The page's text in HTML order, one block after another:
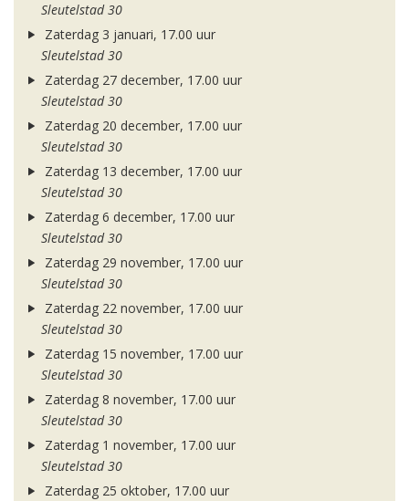
Sleutelstad 30
Zaterdag 3 januari, 17.00 uur
Sleutelstad 30
Zaterdag 27 december, 17.00 uur
Sleutelstad 30
Zaterdag 20 december, 17.00 uur
Sleutelstad 30
Zaterdag 13 december, 17.00 uur
Sleutelstad 30
Zaterdag 6 december, 17.00 uur
Sleutelstad 30
Zaterdag 29 november, 17.00 uur
Sleutelstad 30
Zaterdag 22 november, 17.00 uur
Sleutelstad 30
Zaterdag 15 november, 17.00 uur
Sleutelstad 30
Zaterdag 8 november, 17.00 uur
Sleutelstad 30
Zaterdag 1 november, 17.00 uur
Sleutelstad 30
Zaterdag 25 oktober, 17.00 uur